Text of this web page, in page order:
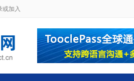
或加入